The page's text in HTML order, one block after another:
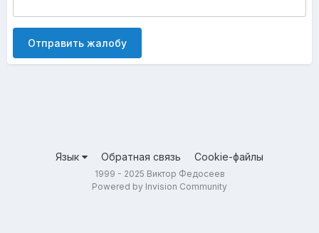
Отправить жалобу
Язык Обратная связь Cookie-файлы
1999 - 2025 Виктор Федосеев
Powered by Invision Community